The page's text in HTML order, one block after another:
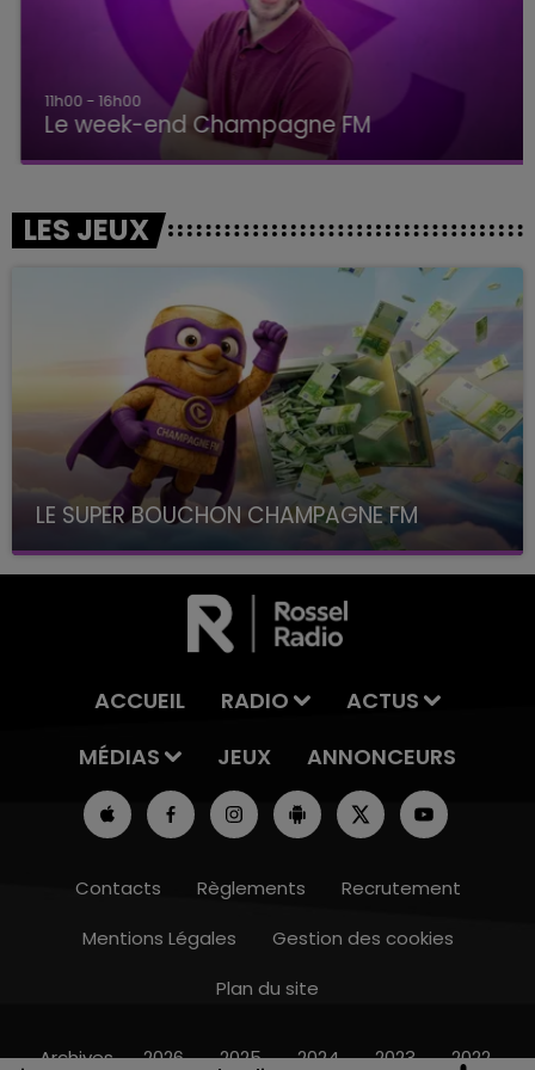
11h00 - 16h00
Le week-end Champagne FM
LES JEUX
LE SUPER BOUCHON CHAMPAGNE FM
avec La Famille Champagne FM, à 8H10
ACCUEIL RADIO
ACTUS
MÉDIAS
JEUX ANNONCEURS
Contacts Règlements
Recrutement
Mentions Légales
Gestion des cookies
Plan du site
Archives 2026 2025 2024 2023 2022